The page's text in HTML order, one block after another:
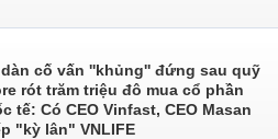
cố vấn ''khủng'' đứng sau quỹ
rót trăm triệu đô mua cổ phần
tế: Có CEO Vinfast, CEO Masan
"kỳ lân" VNLIFE